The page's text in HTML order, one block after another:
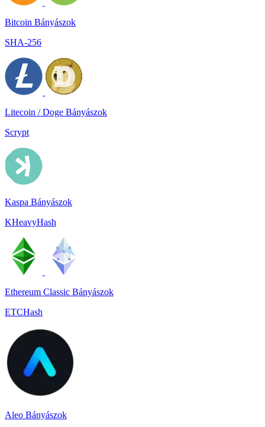
Bitcoin Bányászok
SHA-256
Litecoin / Doge Bányászok
Scrypt
Kaspa Bányászok
KHeavyHash
Ethereum Classic Bányászok
ETCHash
Aleo Bányászok